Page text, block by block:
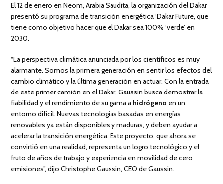
El 12 de enero en Neom, Arabia Saudita, la organización del Dakar
presentó su programa de transición energética ‘Dakar Future’, que
tiene como objetivo hacer que el Dakar sea 100% ‘verde’ en
2030.
“La perspectiva climática anunciada por los científicos es muy
alarmante. Somos la primera generación en sentir los efectos del
cambio climático y la última generación en actuar. Con la entrada
de este primer camión en el Dakar, Gaussin busca demostrar la
fiabilidad y el rendimiento de su gama a hidrógeno en un
entorno difícil. Nuevas tecnologías basadas ​​en energías
renovables ya están disponibles y maduras, y deben ayudar a
acelerar la transición energética. Este proyecto, que ahora se
convirtió en una realidad, representa un logro tecnológico y el
fruto de años de trabajo y experiencia en movilidad de cero
emisiones”, dijo Christophe Gaussin, CEO de Gaussin.